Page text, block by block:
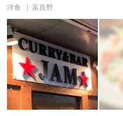
洋食 富良野